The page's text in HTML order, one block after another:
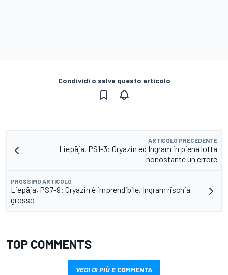
Condividi o salva questo articolo
ARTICOLO PRECEDENTE
Liepāja, PS1-3: Gryazin ed Ingram in piena lotta
nonostante un errore
PROSSIMO ARTICOLO
Liepāja, PS7-9: Gryazin è imprendibile, Ingram rischia
grosso
TOP COMMENTS
VEDI DI PIÙ E COMMENTA